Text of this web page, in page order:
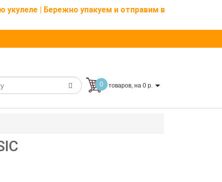
укулеле | Бережно упакуем и отправим в
0 товаров, на 0 р.